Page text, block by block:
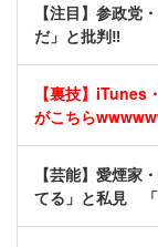
【注目】参政党
だ」と批判‼
【裏技】
がこちら
【芸能】愛煙家
てる」と私見 「